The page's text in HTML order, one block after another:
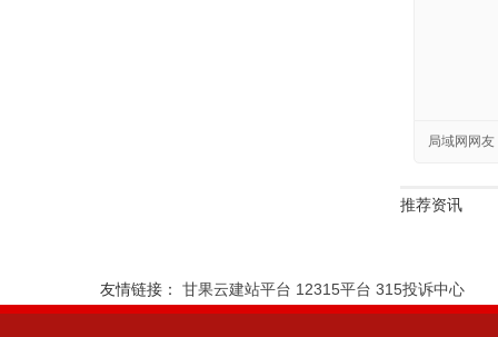
局域网网友
推荐资讯
友情链接： 甘果云建站平台 12315平台 315投诉中心